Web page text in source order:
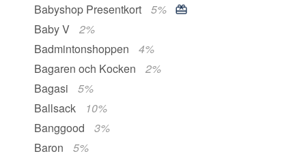
Babyshop Presentkort
5%
Baby V
2%
Badmintonshoppen
4%
Bagaren och Kocken
2%
Bagasi
5%
Ballsack
10%
Banggood
3%
Baron
5%